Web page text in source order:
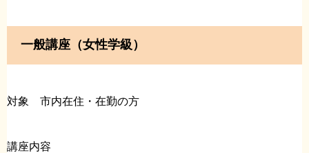
一般講座（女性学級）
対象 市内在住・在勤の方
講座内容